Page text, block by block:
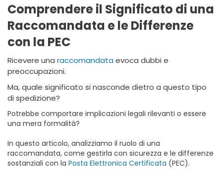
Comprendere il Significato di una
Raccomandata e le Differenze
con la PEC
Ricevere una raccomandataevoca dubbi e
preoccupazioni.
Ma, quale significato si nasconde dietro a questo tipo
di spedizione?
Potrebbe comportare implicazioni legali rilevanti o essere
una mera formalità?
In questo articolo, analizziamo il ruolo di una
raccomandata, come gestirla con sicurezza e le differenze
sostanziali con la Posta Elettronica Certificata (PEC).